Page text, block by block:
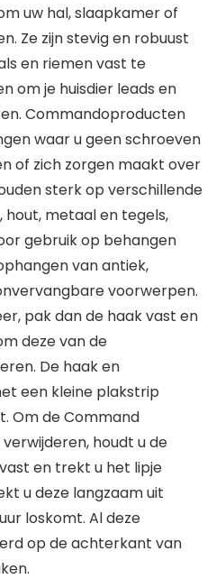
uw hal, slaapkamer of
Ze zijn stevig en robuust
en riemen vast te
om je huisdier leads en
Commandoproducten
waar u geen schroeven
of zich zorgen maakt over
sterk op verschillende
metaal en tegels,
gebruik op behangen
van antiek,
voorwerpen.
pak dan de haak vast en
deze van de
De haak en
een kleine plakstrip
Om de Command
houdt u de
en trekt u het lipje
u deze langzaam uit
loskomt. Al deze
op de achterkant van